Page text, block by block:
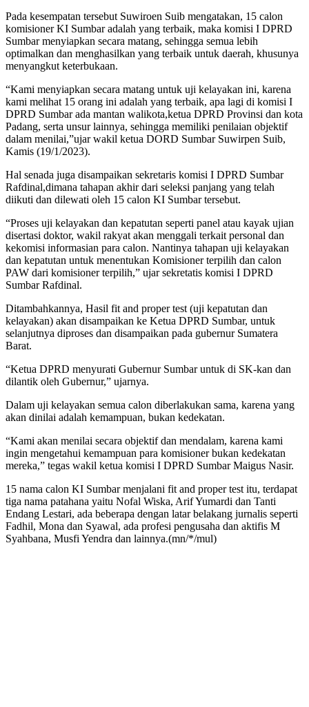
Pada kesempatan tersebut Suwiroen Suib mengatakan, 15 calon
komisioner KI Sumbar adalah yang terbaik, maka komisi I DPRD
Sumbar menyiapkan secara matang, sehingga semua lebih
optimalkan dan menghasilkan yang terbaik untuk daerah, khusunya
menyangkut keterbukaan.
“Kami menyiapkan secara matang untuk uji kelayakan ini, karena
kami melihat 15 orang ini adalah yang terbaik, apa lagi di komisi I
DPRD Sumbar ada mantan walikota,ketua DPRD Provinsi dan kota
Padang, serta unsur lainnya, sehingga memiliki penilaian objektif
dalam menilai,”ujar wakil ketua DORD Sumbar Suwirpen Suib,
Kamis (19/1/2023).
Hal senada juga disampaikan sekretaris komisi I DPRD Sumbar
Rafdinal,dimana tahapan akhir dari seleksi panjang yang telah
diikuti dan dilewati oleh 15 calon KI Sumbar tersebut.
“Proses uji kelayakan dan kepatutan seperti panel atau kayak ujian
disertasi doktor, wakil rakyat akan menggali terkait personal dan
kekomisi informasian para calon. Nantinya tahapan uji kelayakan
dan kepatutan untuk menentukan Komisioner terpilih dan calon
PAW dari komisioner terpilih,” ujar sekretatis komisi I DPRD
Sumbar Rafdinal.
Ditambahkannya, Hasil fit and proper test (uji kepatutan dan
kelayakan) akan disampaikan ke Ketua DPRD Sumbar, untuk
selanjutnya diproses dan disampaikan pada gubernur Sumatera
Barat.
“Ketua DPRD menyurati Gubernur Sumbar untuk di SK-kan dan
dilantik oleh Gubernur,” ujarnya.
Dalam uji kelayakan semua calon diberlakukan sama, karena yang
akan dinilai adalah kemampuan, bukan kedekatan.
“Kami akan menilai secara objektif dan mendalam, karena kami
ingin mengetahui kemampuan para komisioner bukan kedekatan
mereka,” tegas wakil ketua komisi I DPRD Sumbar Maigus Nasir.
15 nama calon KI Sumbar menjalani fit and proper test itu, terdapat
tiga nama patahana yaitu Nofal Wiska, Arif Yumardi dan Tanti
Endang Lestari, ada beberapa dengan latar belakang jurnalis seperti
Fadhil, Mona dan Syawal, ada profesi pengusaha dan aktifis M
Syahbana, Musfi Yendra dan lainnya.(mn/*/mul)